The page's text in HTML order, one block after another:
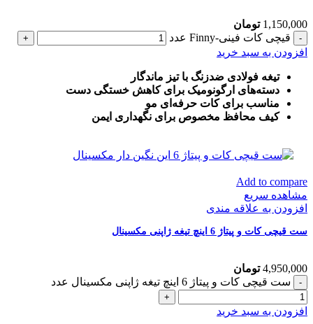
1,150,000 تومان
قیچی کات فینی-Finny عدد
افزودن به سبد خرید
تیغه فولادی ضدزنگ با تیز ماندگار
دسته‌های ارگونومیک برای کاهش خستگی دست
مناسب برای کات حرفه‌ای مو
کیف محافظ مخصوص برای نگهداری ایمن
Add to compare
مشاهده سریع
افزودن به علاقه مندی
ست قیچی کات و پیتاژ 6 اینچ تیغه ژاپنی مکسینال
4,950,000 تومان
ست قیچی کات و پیتاژ 6 اینچ تیغه ژاپنی مکسینال عدد
افزودن به سبد خرید